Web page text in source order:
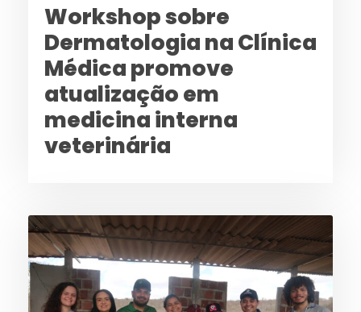
Workshop sobre
Dermatologia na Clínica
Médica promove
atualização em
medicina interna
veterinária